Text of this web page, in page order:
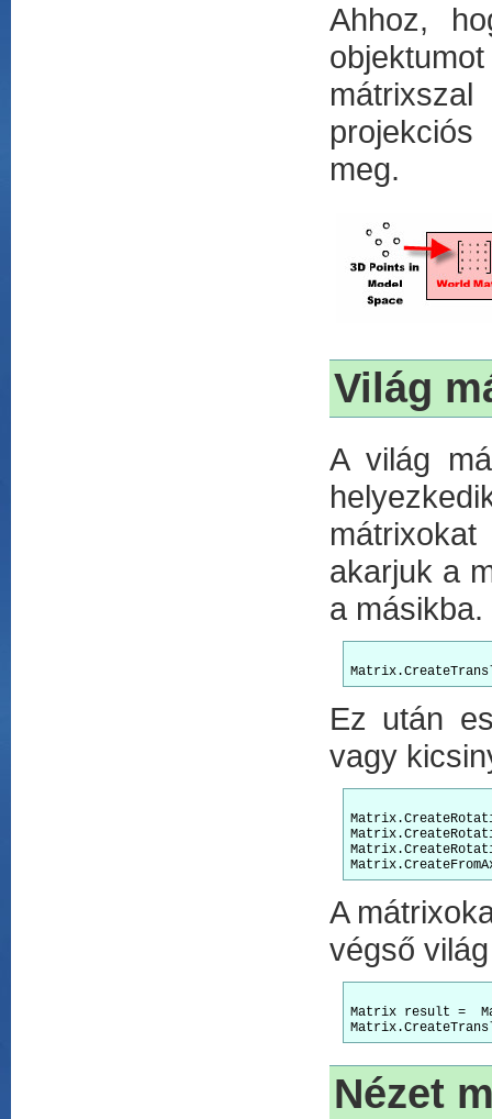
Ahhoz,
meg.
Világ
A világ
akarjuk a
a másikba.
Ez után
vagy
A
végső
Matrix result =
Nézet